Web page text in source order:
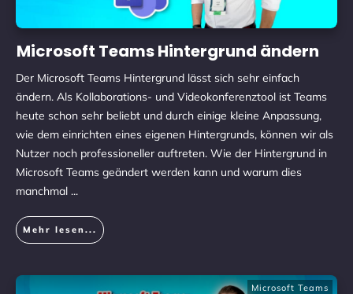
Microsoft Teams Hintergrund ändern
Der Microsoft Teams Hintergrund lässt sich sehr einfach
ändern. Als Kollaborations- und Videokonferenztool ist Teams
heute schon sehr beliebt und durch einige kleine Anpassung,
wie dem einrichten eines eigenen Hintergrunds, können wir als
Nutzer noch professioneller auftreten. Wie der Hintergrund in
Microsoft Teams geändert werden kann und warum dies
manchmal ...
Mehr lesen...
Microsoft Teams